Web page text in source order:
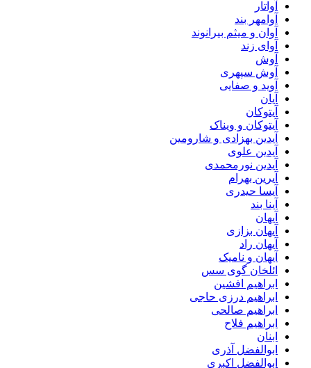
آواتار
آوامهر بند
آوان و میثم بیرانوند
آوای زند
آوش
آوش سپهری
آوید و صفایی
آیان
آیتوکان
آیتوکان و ویناک
آیدین بهزادی و شارومین
آیدین علوی
آیدین نورمحمدی
آیرین بهرام
آیسا حیدری
آینا بند
آیهان
آیهان بزازی
آیهان راد
آیهان و نامیک
ائلخان گوی سس
ابراهیم افشین
ابراهیم درزی حاجی
ابراهیم صالحی
ابراهیم فلاح
ابنان
ابوالفضل آذری
ابوالفضل اکبری